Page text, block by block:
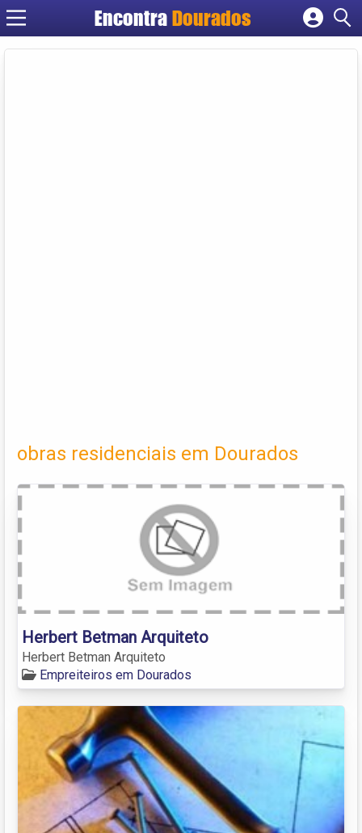
EncontraDourados
Cadastrar empresa
obras residenciais em Dourados
Herbert Betman Arquiteto
Herbert Betman Arquiteto
Empreiteiros em Dourados